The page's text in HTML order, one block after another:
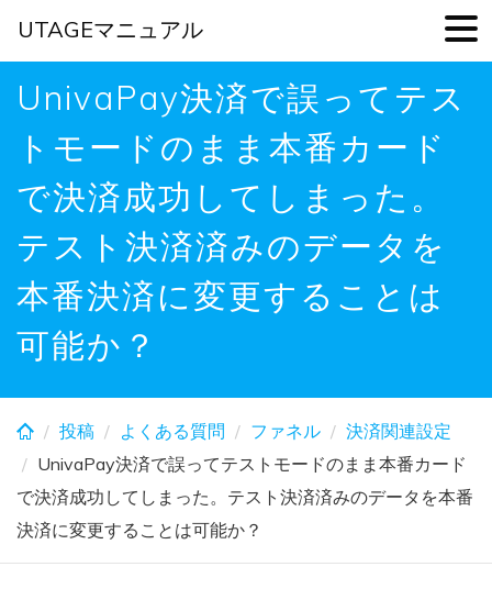
Skip
content
UnivaPay決済で誤ってテス
トモードのまま本番カード
で決済成功してしまった。
テスト決済済みのデータを
本番決済に変更することは
可能か？
投稿 よくある質問 ファネル
決済関連設定
UnivaPay決済で誤ってテストモードのまま本番カード
で決済成功してしまった。テスト決済済みのデータを本番
決済に変更することは可能か？
UTAGEマニュアル